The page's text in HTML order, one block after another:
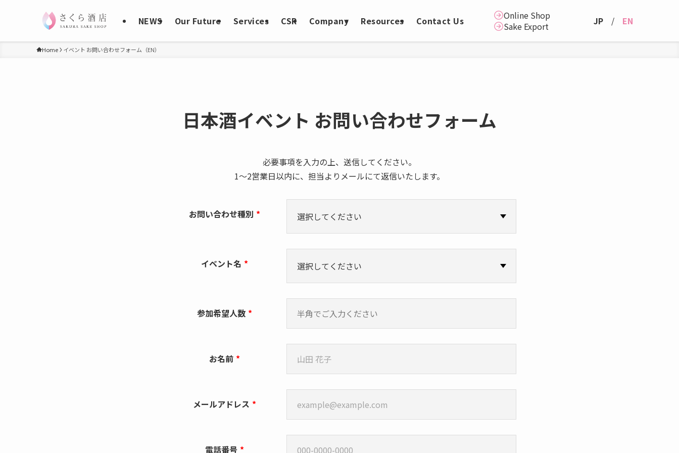
NEWS Our Future Services CSR Company Resources Contact Us
Online Shop
Sake Export
EN
JP
Home イベント お問い合わせフォーム（EN）
日本酒イベント お問い合わせフォーム
必要事項を入力の上、送信してください。
1～2営業日以内に、担当よりメールにて返信いたします。
お問い合わせ種別 *
イベント名 *
参加希望人数 *
お名前 *
メールアドレス *
電話番号 *